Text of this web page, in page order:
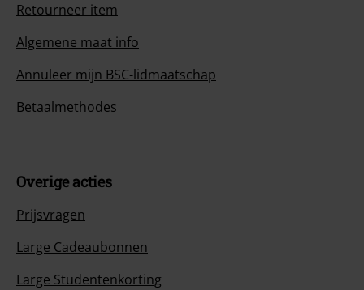
Retourneer item
Algemene maat info
Annuleer mijn BSC-lidmaatschap
Betaalmethodes
Overige acties
Prijsvragen
Large Cadeaubonnen
Large Studentenkorting